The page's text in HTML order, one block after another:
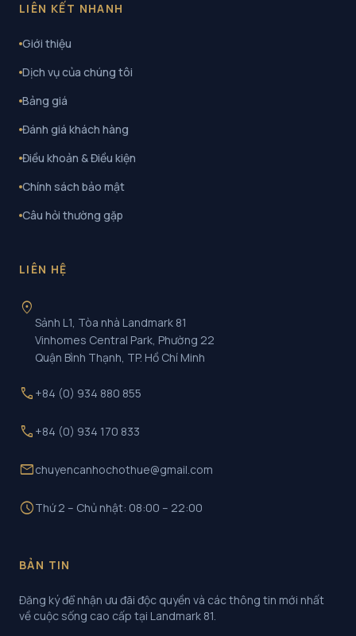
LIÊN KẾT NHANH
Giới thiệu
Dịch vụ của chúng tôi
Bảng giá
Đánh giá khách hàng
Điều khoản & Điều kiện
Chính sách bảo mật
Câu hỏi thường gặp
LIÊN HỆ
location_on
Sảnh L1, Tòa nhà Landmark 81
Vinhomes Central Park, Phường 22
Quận Bình Thạnh, TP. Hồ Chí Minh
call +84 (0) 934 880 855
call +84 (0) 934 170 833
mailchuyencanhochothue@gmail.com
scheduleThứ 2 – Chủ nhật: 08:00 – 22:00
BẢN TIN
Đăng ký để nhận ưu đãi độc quyền và các thông tin mới nhất
về cuộc sống cao cấp tại Landmark 81.